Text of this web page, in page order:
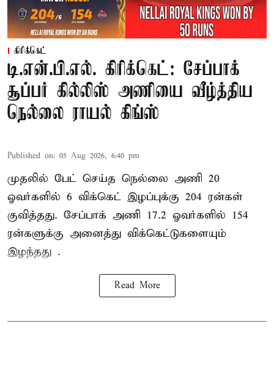
கிரிக்கெட்
டி.என்.பி.எல். கிரிக்கெட்: சேப்பாக்
சூப்பர் கில்லிஸ் அணியை வீழ்த்திய
நெல்லை ராயல் கிங்ஸ்
Published on: 05 Aug 2026, 6:40 pm
முதலில் பேட் செய்த நெல்லை அணி 20
ஓவர்களில் 6 விக்கெட் இழப்புக்கு 204 ரன்கள்
குவித்தது. சேப்பாக் அணி 17.2 ஓவர்களில் 154
ரன்களுக்கு அனைத்து விக்கெட்டுகளையும்
இழந்தது .
Read More